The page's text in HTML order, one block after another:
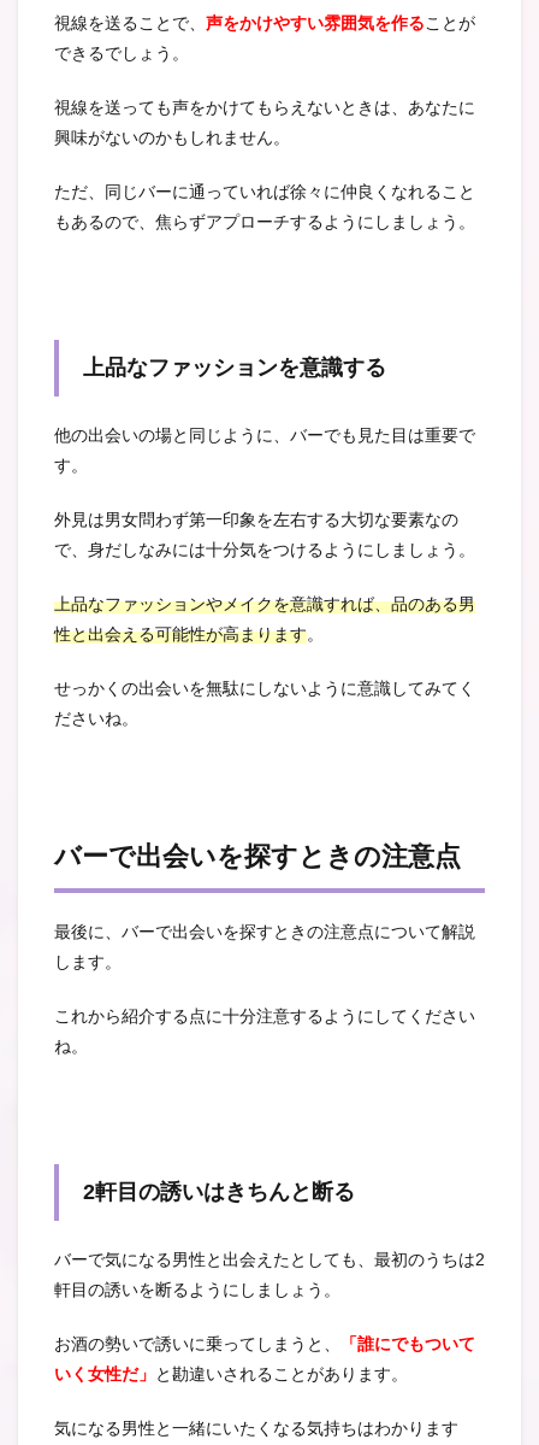
視線を送ることで、 声をかけやすい雰囲気を作ることが
できるでしょう。
視線を送っても声をかけてもらえないときは、あなたに
興味がないのかもしれません。
ただ、同じバーに通っていれば徐々に仲良くなれること
もあるので、焦らずアプローチするようにしましょう。
上品なファッションを意識する
他の出会いの場と同じように、バーでも見た目は重要で
す。
外見は男女問わず第一印象を左右する大切な要素なの
で、身だしなみには十分気をつけるようにしましょう。
上品なファッションやメイクを意識すれば、品のある男
性と出会える可能性が高まります。
せっかくの出会いを無駄にしないように意識してみてく
ださいね。
バーで出会いを探すときの注意点
最後に、バーで出会いを探すときの注意点について解説
します。
これから紹介する点に十分注意するようにしてください
ね。
2軒目の誘いはきちんと断る
バーで気になる男性と出会えたとしても、最初のうちは2
軒目の誘いを断るようにしましょう。
お酒の勢いで誘いに乗ってしまうと、
「誰にでもついて
いく女性だ」 と勘違いされることがあります。
気になる男性と一緒にいたくなる気持ちはわかります